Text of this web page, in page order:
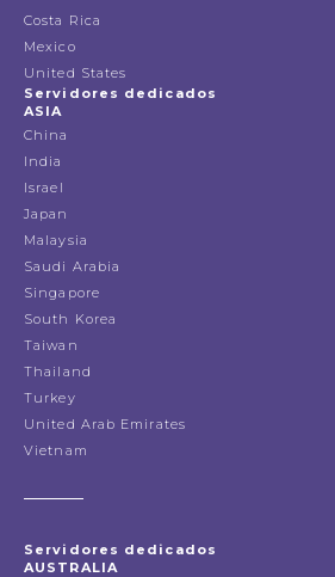
Costa Rica
Mexico
United States
Servidores dedicados
ASIA
China
India
Israel
Japan
Malaysia
Saudi Arabia
Singapore
South Korea
Taiwan
Thailand
Turkey
United Arab Emirates
Vietnam
Servidores dedicados
AUSTRALIA